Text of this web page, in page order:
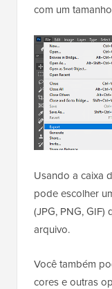
com um
Usando a caixa
pode escolher
(JPG, PNG,
arquivo.
Você também
cores e outras